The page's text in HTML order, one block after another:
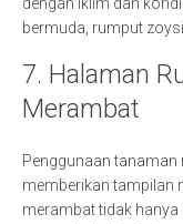
bermuda, rumput
7. Halaman
Merambat
Penggunaan
memberikan tampilan
merambat tidak